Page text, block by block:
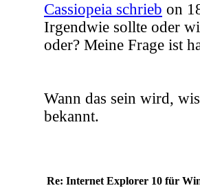
Cassiopeia schrieb on
Irgendwie sollte oder
oder? Meine Frage ist
Wann das sein wird,
bekannt.
Re: Internet Explorer 10 für